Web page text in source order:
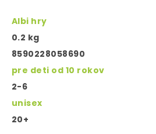
Albi hry
0.2 kg
8590228058690
pre deti od 10 rokov
2-6
unisex
20+